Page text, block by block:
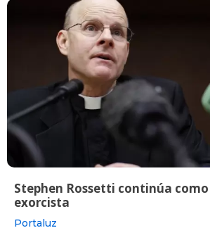
Stephen Rossetti continúa
exorcista
Portaluz